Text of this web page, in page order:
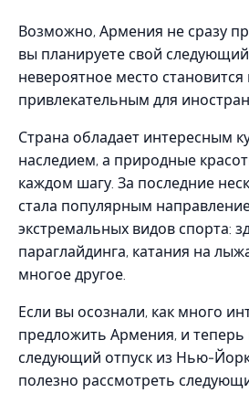
Возможно, Армения не сразу
вы планируете свой следующий
невероятное место становится
привлекательным для
Страна обладает интересным
наследием, а природные
каждом шагу. За последние
стала популярным
экстремальных видов спорта:
параглайдинга, катания на
многое другое.
Если вы осознали, как много
предложить Армения, и теперь
следующий отпуск из Нью-
полезно рассмотреть